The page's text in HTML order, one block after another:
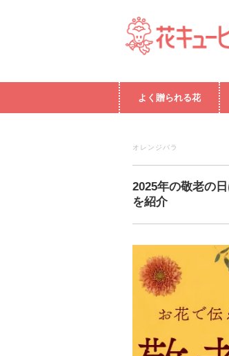
よく贈られる花
オレンジバラ
2025年の敬老の
を紹介